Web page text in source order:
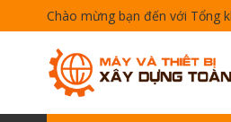
Chào mừng bạn đến với Tổng